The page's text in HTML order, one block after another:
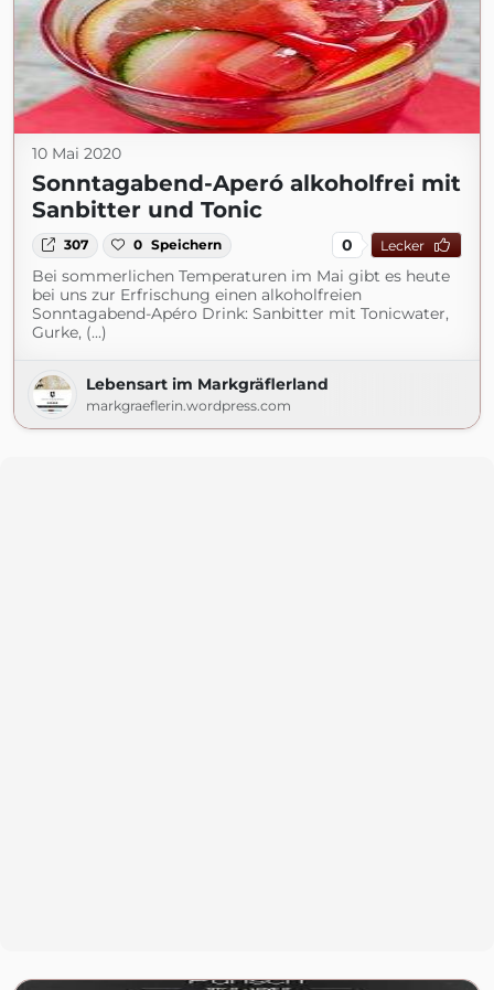
10 Mai 2020
Sonntagabend-Aperó alkoholfrei mit
Sanbitter und Tonic
307 0 Speichern 0 Lecker
Bei sommerlichen Temperaturen im Mai gibt es heute
bei uns zur Erfrischung einen alkoholfreien
Sonntagabend-Apéro Drink: Sanbitter mit Tonicwater,
Gurke, (...)
Lebensart im Markgräflerland
markgraeflerin.wordpress.com